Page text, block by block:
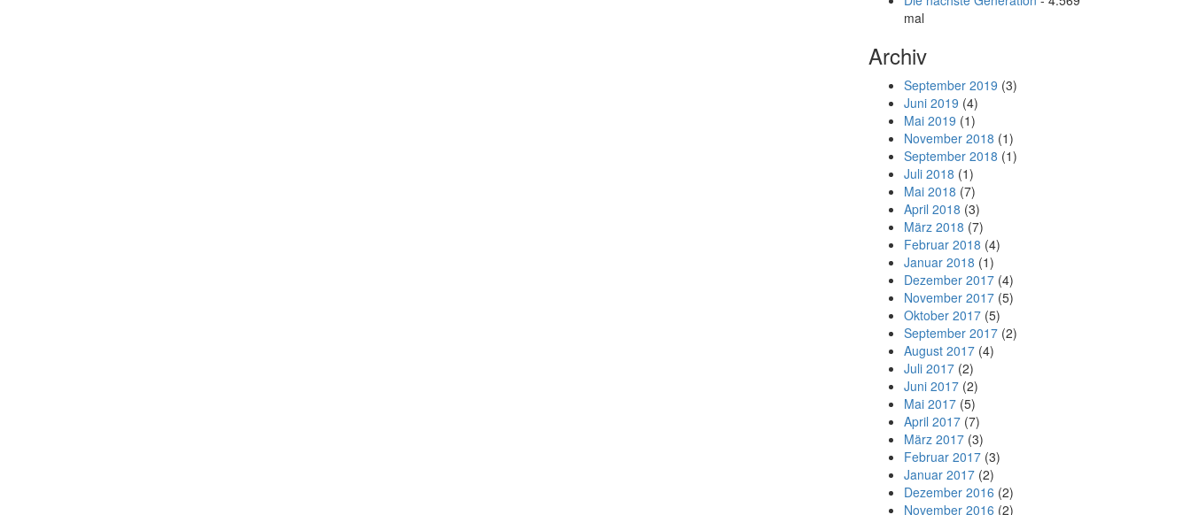
mal
Archiv
September 2019 (3)
Juni 2019 (4)
Mai 2019 (1)
November 2018 (1)
September 2018 (1)
Juli 2018 (1)
Mai 2018 (7)
April 2018 (3)
März 2018 (7)
Februar 2018 (4)
Januar 2018 (1)
Dezember 2017(4)
November 2017(5)
Oktober 2017(5)
September 2017(2)
August 2017(4)
Juli 2017(2)
Juni 2017(2)
Mai 2017(5)
April 2017(7)
März 2017(3)
Februar 2017(3)
Januar 2017(2)
Dezember 2016 (2)
November 2016 (2)